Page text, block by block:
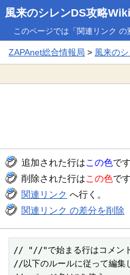
風来のシレンDS攻略Wiki
このページでは「関連リンク の
ZAPAnet総合情報局 > 風来の
追加された行はこの色です
削除された行はこの色です
関連リンク へ行く。
関連リンク の差分を削除
// "//"で始まる行はコメント
//以下のルールに従って編集